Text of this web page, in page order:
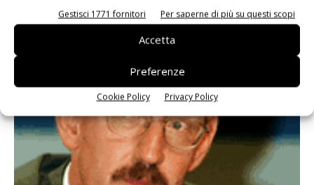
Gestisci 1771 fornitori Per saperne di più su questi scopi
Accetta
Preferenze
Cookie Policy Privacy Policy
società di semiconduttori Europee sono state le prime ad
individuare queste tendenze e possono quindi rivestire un ruolo di